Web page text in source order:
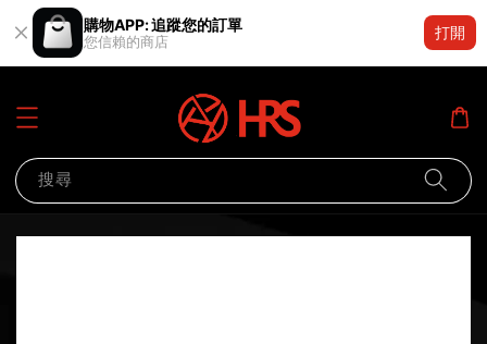
購物APP: 追蹤您的訂單
您信賴的商店
打開
搜尋